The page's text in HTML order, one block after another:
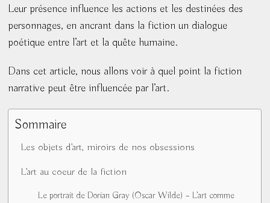
Leur présence influence les actions et les destinées des
personnages, en ancrant dans la fiction un dialogue
poétique entre l’art et la quête humaine.
Dans cet article, nous allons voir à quel point la fiction
narrative peut être influencée par l’art.
Sommaire
Les objets d’art, miroirs de nos obsessions
L’art au coeur de la fiction
Le portrait de Dorian Gray (Oscar Wilde) – L’art comme